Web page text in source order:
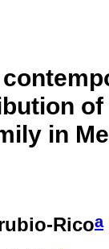
of
in
Ricoa